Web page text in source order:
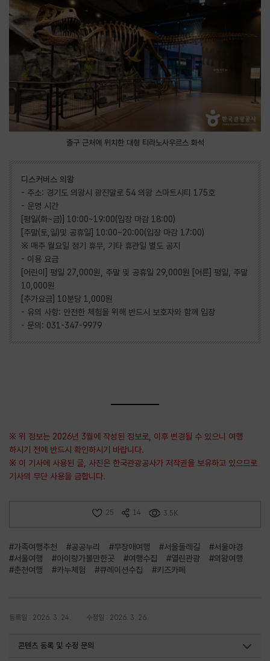
출구 근처에 위치한 대형 티라노사우르스 화석
디스커버스 의왕
- 주소: 경기도 의왕시 광진말로 54 의왕 스마트시티 175호
- 운영 시간
[평일(화~금)] 10:00~19:00(입장 마감 18:00)
[주말(토,일)및 공휴일] 10:00~20:00(입장 마감 17:00)
※ 매주 월요일 정기 휴무, 기타 휴관일 별도 공지
- 이용 요금
[어린이] 평일 27,000원, 주말 및 공휴일 29,000원 [어른] 평일, 주말
10,000원
[추가요금] 10분당 1,000원
- 유의 사항: 안전한 체험을 위해 반드시 보호자와 함께 입장
- 문의: 031-347-9979
※ 위 정보는 2026년 3월에 작성된 정보로, 이후 변경될 수 있으니 여행
하시기 전에 반드시 확인하시기 바랍니다.
※ 이 기사에 사용된 글, 사진은 한국관광공사가 저작권을 보유하고 있으므로
기사의 무단 사용을 금합니다.
25 14 3.5K
#가족여행추천 #공공누리 #무장애여행 #서울둘레길
#서울야경
#서울여행
#아이랑가볼만한곳 #여행수집 #열린관광
#의왕여행
#춘천여행
#카누체험 #큐레이션수집 #키즈카페
등록일 : 2026. 3. 24. 수정일 : 2026. 3. 26.
콘텐츠 등록 및 수정 문의